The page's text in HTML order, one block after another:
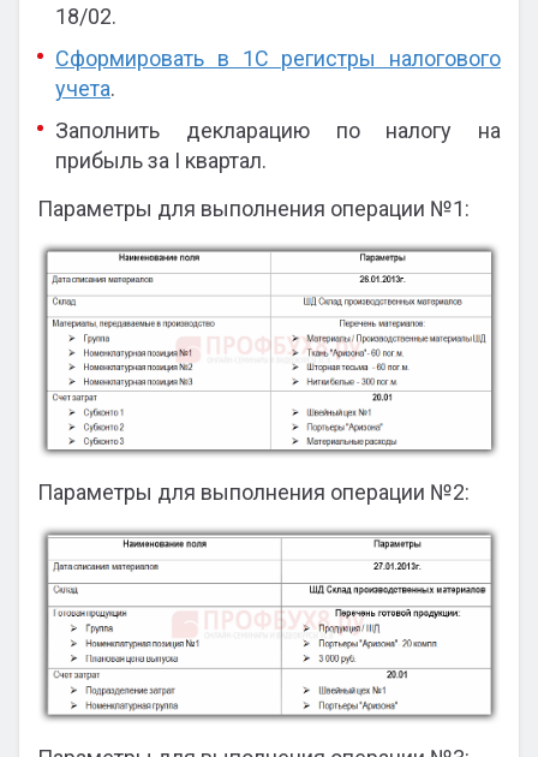
18/02.
Сформировать в 1С регистры налогового
учета.
Заполнить декларацию по налогу на
прибыль за I квартал.
Параметры для выполнения операции №1:
Параметры для выполнения операции №2: